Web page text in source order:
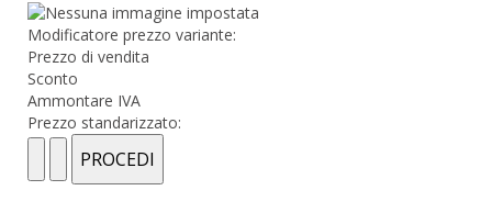
Modificatore prezzo variante:
Prezzo di vendita
Sconto
Ammontare IVA
Prezzo standarizzato: